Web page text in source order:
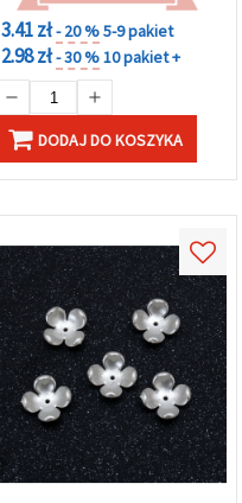
3.41 zł- 20 %5-9 pakiet
2.98 zł- 30 %10 pakiet +
DODAJ DO KOSZYKA